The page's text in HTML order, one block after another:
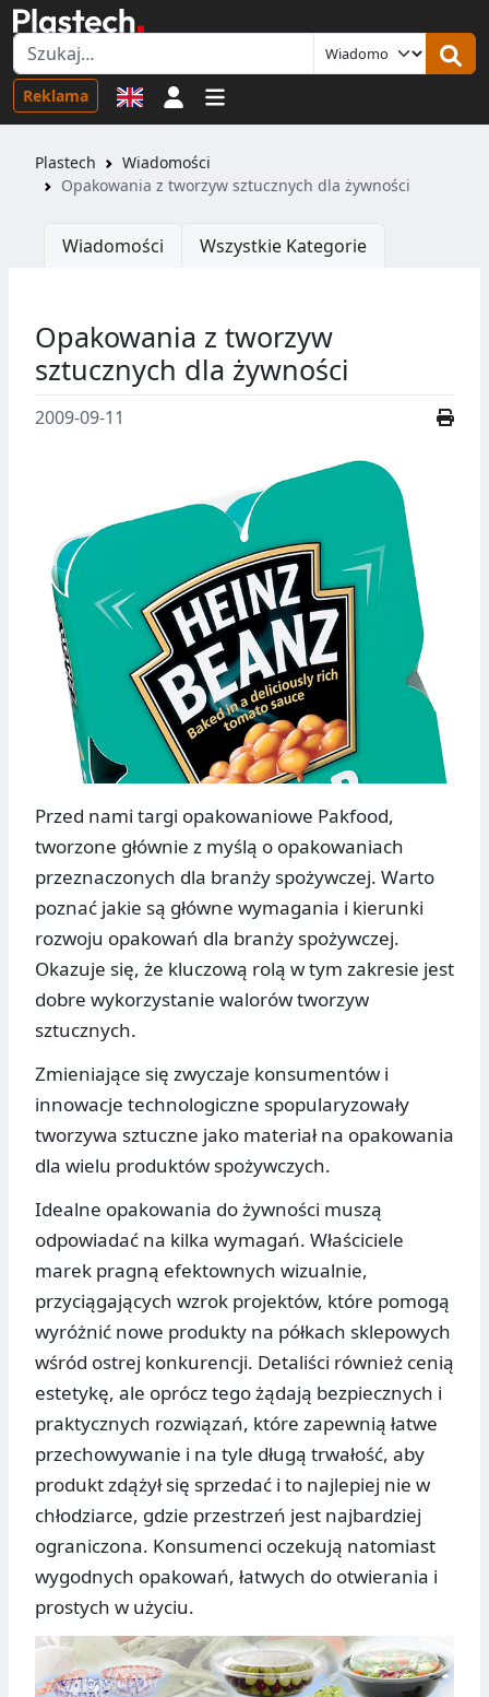
Reklama Logowanie
Plastech
Wiadomości
Opakowania z tworzyw sztucznych dla żywności
Wiadomości Wszystkie Kategorie
Opakowania z tworzyw
sztucznych dla żywności
2009-09-11
Przed nami targi opakowaniowe Pakfood,
tworzone głównie z myślą o opakowaniach
przeznaczonych dla branży spożywczej. Warto
poznać jakie są główne wymagania i kierunki
rozwoju opakowań dla branży spożywczej.
Okazuje się, że kluczową rolą w tym zakresie jest
dobre wykorzystanie walorów tworzyw
sztucznych.
Zmieniające się zwyczaje konsumentów i
innowacje technologiczne spopularyzowały
tworzywa sztuczne jako materiał na opakowania
dla wielu produktów spożywczych.
Idealne opakowania do żywności muszą
odpowiadać na kilka wymagań. Właściciele
marek pragną efektownych wizualnie,
przyciągających wzrok projektów, które pomogą
wyróżnić nowe produkty na półkach sklepowych
wśród ostrej konkurencji. Detaliści również cenią
estetykę, ale oprócz tego żądają bezpiecznych i
praktycznych rozwiązań, które zapewnią łatwe
przechowywanie i na tyle długą trwałość, aby
produkt zdążył się sprzedać i to najlepiej nie w
chłodziarce, gdzie przestrzeń jest najbardziej
ograniczona. Konsumenci oczekują natomiast
wygodnych opakowań, łatwych do otwierania i
prostych w użyciu.